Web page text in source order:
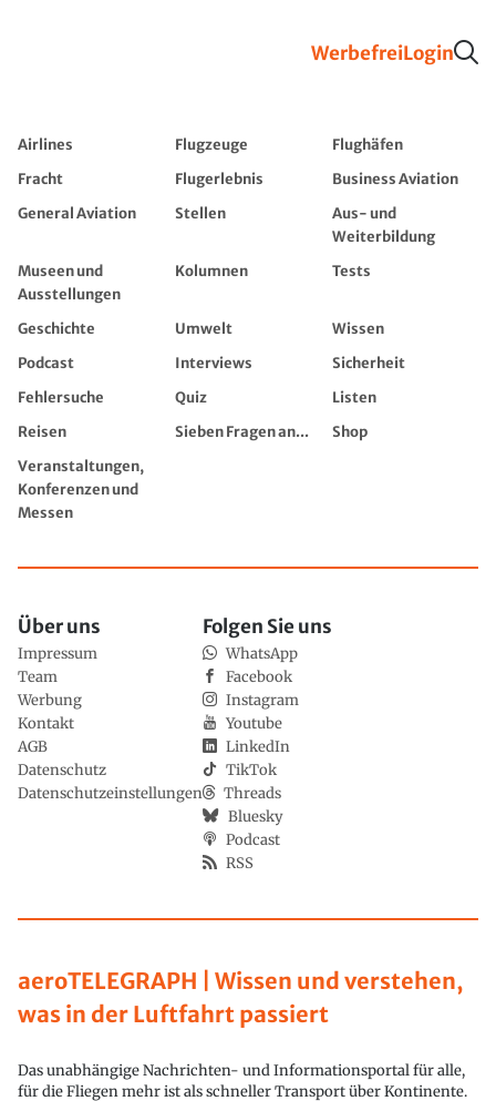
WerbefreiLogin
Airlines Flugzeuge
Flughäfen
Fracht
Flugerlebnis
Business Aviation
General Aviation
Stellen
Aus- und
Weiterbildung
Museen und
Ausstellungen
Kolumnen Tests
Geschichte Umwelt
Wissen
Podcast
Interviews
Sicherheit
Fehlersuche
Quiz
Listen
Reisen
Sieben Fragen an...
Shop
Veranstaltungen,
Konferenzen und
Messen
aeroTELEGRAPH | Wissen und verstehen,
was in der Luftfahrt passiert
Das unabhängige Nachrichten- und Informationsportal für alle,
für die Fliegen mehr ist als schneller Transport über Kontinente.
Über uns
Impressum
Team
Werbung
Kontakt
AGB
Datenschutz
Datenschutzeinstellungen
Folgen Sie uns
WhatsApp
Facebook
Instagram
Youtube
LinkedIn
TikTok
Threads
Bluesky
Podcast
RSS